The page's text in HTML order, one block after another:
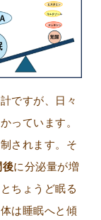
ですが、日々
っています。
されます。そ
後に分泌量が増
ちょうど眠る
は睡眠へと傾